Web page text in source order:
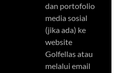
dan portofolio
media sosial
(jika ada) ke
website
Golfellas atau
melalui email